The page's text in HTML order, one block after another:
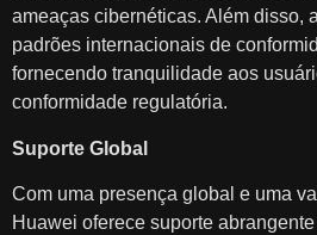
ameaças cibernéticas. Além disso,
padrões internacionais de
fornecendo tranquilidade aos
conformidade regulatória.
Suporte Global
Com uma presença global e uma
Huawei oferece suporte